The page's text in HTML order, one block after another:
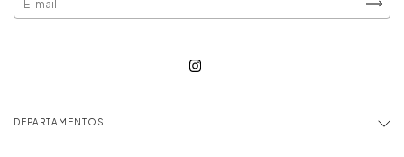
DEPARTAMENTOS